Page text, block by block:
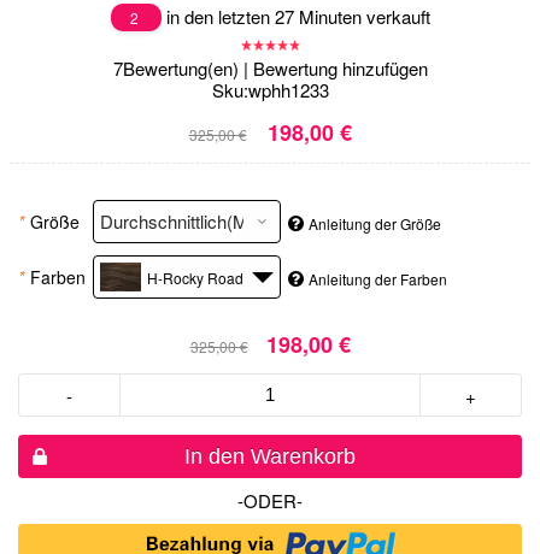
2 in den letzten 27 Minuten verkauft
7Bewertung(en) | Bewertung hinzufügen
Sku:wphh1233
325,00 € 198,00 €
* Größe Anleitung der Größe
* Farben H-Rocky Road Anleitung der Farben
325,00 € 198,00 €
- +
In den Warenkorb
-ODER-